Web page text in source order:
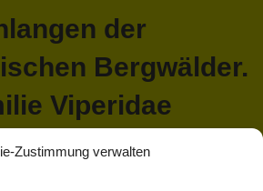
Zustimmung verwalten
der
Bergwälder.
Viperidae
Veröffentlicht vonMathieu Hauck